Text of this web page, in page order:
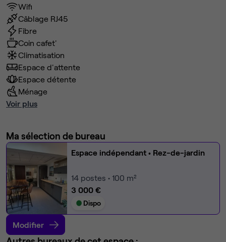
Wifi
Câblage RJ45
Fibre
Coin cafet'
Climatisation
Espace d'attente
Espace détente
Ménage
Voir plus
Ma sélection de bureau
Espace indépendant • Rez-de-jardin
14 postes • 100 m²
3 000 €
Dispo
Modifier